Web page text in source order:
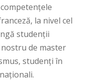
la nivel cel
studenții
de master
studenți în